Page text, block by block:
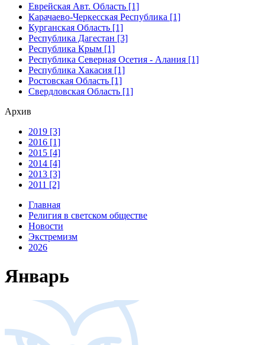
Еврейская Авт. Область [1]
Карачаево-Черкесская Республика [1]
Курганская Область [1]
Республика Дагестан [3]
Республика Крым [1]
Республика Северная Осетия - Алания [1]
Республика Хакасия [1]
Ростовская Область [1]
Свердловская Область [1]
Архив
2019 [3]
2016 [1]
2015 [4]
2014 [4]
2013 [3]
2011 [2]
Главная
Религия в светском обществе
Новости
Экстремизм
2026
Январь